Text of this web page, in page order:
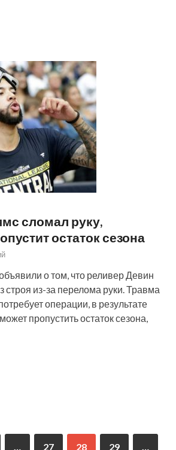
сломал руку,
остаток сезона
о том, что реливер Девин
из-за перелома руки. Травма
операции, в результате
пропустить остаток сезона,
27 28 29